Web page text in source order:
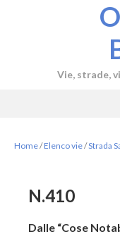
Vie, strade,
Home/Elenco vie/Strada
N.410
Dalle “Cose